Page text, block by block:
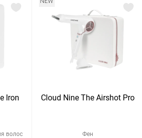
Iron
волос
Cloud Nine The Airshot Pro
Фен